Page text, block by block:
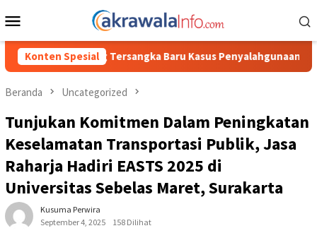
ke
Mobile
Konten Spesial
Baru Kasus Penyalahgunaan BBM Subsidi di Tator
Beranda Uncategorized
Tunjukan Komitmen Dalam Peningkatan
Keselamatan Transportasi Publik, Jasa
Raharja Hadiri EASTS 2025 di
Universitas Sebelas Maret, Surakarta
Kusuma Perwira
September 4, 2025
158 Dilihat